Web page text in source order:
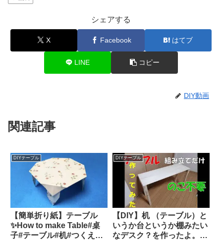
シェアする
X Facebook はてブ
LINE コピー
DIY動画
関連記事
DIYテーブル
【簡単折り紙】テーブル
✨How to make Table#桌
子#テーブル#机#つくえ#
DIYテーブル
【DIY】机 （テーブル）と
いうか台というか棚みたい
なデスク？を作ったよ。 –